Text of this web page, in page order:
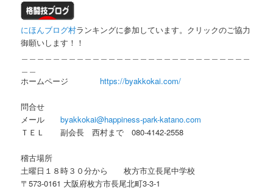
にほんブログ村ランキングに参加しています。クリックのご協力
御願いします！！
ホームページ https://byakkokai.com/
問合せ
メールbyakkokai@happiness-park-katano.com
ＴＥＬ 副会長 西村まで 080-4142-2558
稽古場所
土曜日１８時３０分から 枚方市立長尾中学校
〒573-0161 大阪府枚方市長尾北町3-3-1